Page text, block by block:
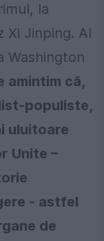
la
Xi Jinping. Al
Washington
amintim că,
populiste,
uluitoare
Unite –
- astfel
de